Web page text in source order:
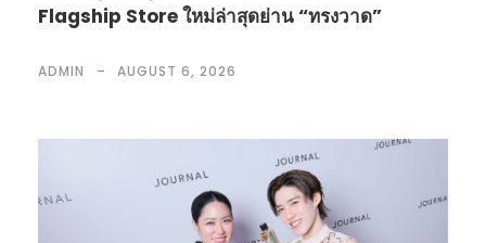
Flagship Store ใหม่ล่าสุดย่าน “ทรงวาด”
ADMIN AUGUST 6, 2026